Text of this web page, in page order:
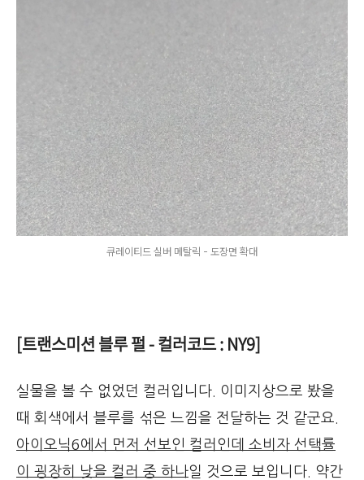
큐레이티드 실버 메탈릭 - 도장면 확대
[트랜스미션 블루 펄 - 컬러코드 : NY9]
실물을 볼 수 없었던 컬러입니다. 이미지상으로 봤을
때 회색에서 블루를 섞은 느낌을 전달하는 것 같군요.
아이오닉6에서 먼저 선보인 컬러인데 소비자 선택률
이 굉장히 낮을 컬러 중 하나일 것으로 보입니다. 약간